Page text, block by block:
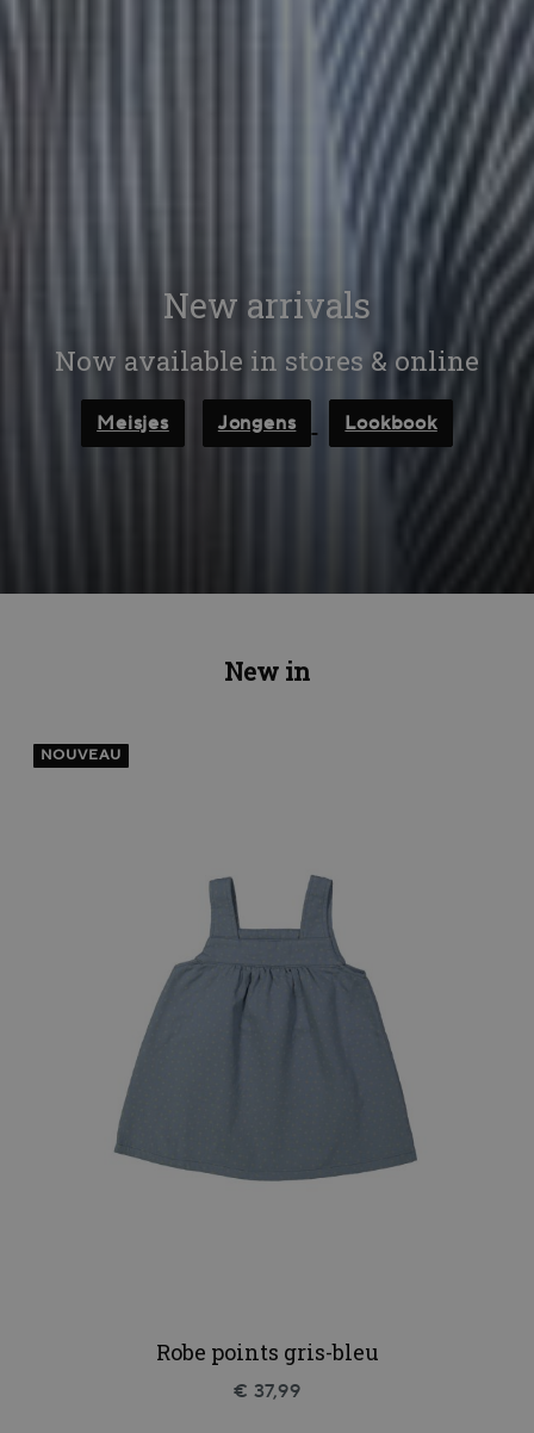
New arrivals
Now available in stores & online
Meisjes Jongens Lookbook
New in
NOUVEAU
Robe points gris-bleu
€ 37,99